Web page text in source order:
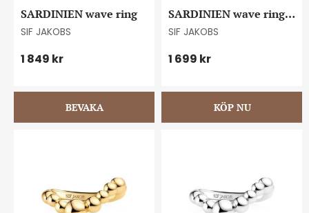
SARDINIEN wave ring
SIF JAKOBS
1 849 kr
SARDINIEN wave ring
#56
SIF JAKOBS
1 699 kr